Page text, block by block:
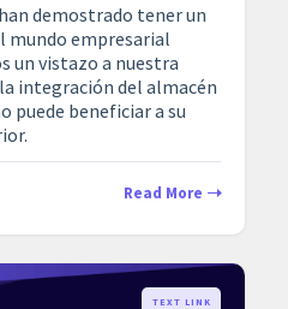
demostrado tener un
mundo empresarial
un vistazo a nuestra
integración del almacén
puede beneficiar a su
Read More
TEXT LINK